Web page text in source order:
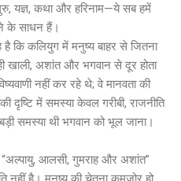
यज्ञ, कथा और हरिनाम—ये सब हमें
के साधन हैं।
है कि कलियुग में मनुष्य बाहर से जितना
खाली, अशांत और भगवान से दूर होता
नहीं कर रहे थे; वे मानवता की
दृष्टि में समस्या केवल गरीबी, राजनीति
समस्या थी भगवान को भूल जाना।
आलसी, गुमराह और अशांत”